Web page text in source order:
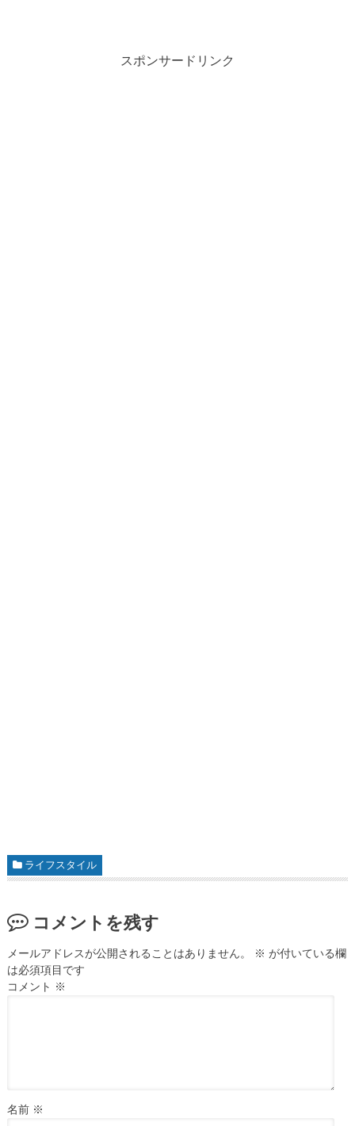
スポンサードリンク
ライフスタイル
コメントを残す
メールアドレスが公開されることはありません。 ※ が付いている欄
は必須項目です
コメント ※
名前 ※